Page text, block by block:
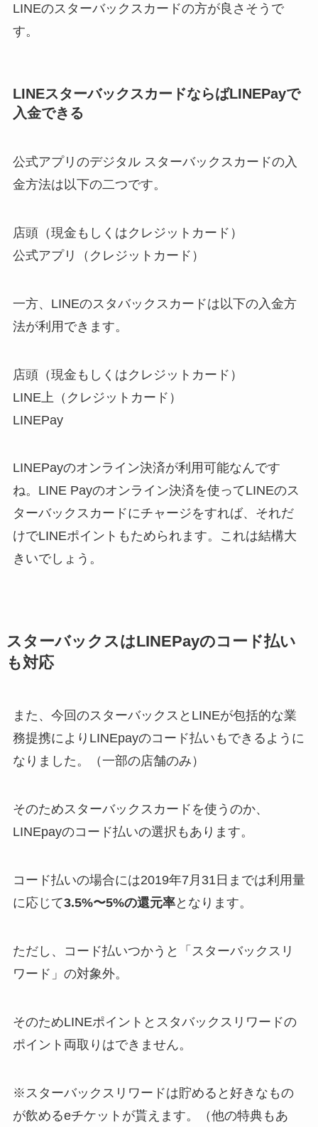
LINEのスターバックスカードの方が良さそうで
す。
LINEスターバックスカードならばLINEPayで
入金できる
公式アプリのデジタル スターバックスカードの入
金方法は以下の二つです。
店頭（現金もしくはクレジットカード）
公式アプリ（クレジットカード）
一方、LINEのスタバックスカードは以下の入金方
法が利用できます。
店頭（現金もしくはクレジットカード）
LINE上（クレジットカード）
LINEPay
LINEPayのオンライン決済が利用可能なんです
ね。LINE Payのオンライン決済を使ってLINEのス
ターバックスカードにチャージをすれば、それだ
けでLINEポイントもためられます。これは結構大
きいでしょう。
スターバックスはLINEPayのコード払い
も対応
また、今回のスターバックスとLINEが包括的な業
務提携によりLINEpayのコード払いもできるように
なりました。（一部の店舗のみ）
そのためスターバックスカードを使うのか、
LINEpayのコード払いの選択もあります。
コード払いの場合には2019年7月31日までは利用量
に応じて3.5%〜5%の還元率となります。
ただし、
コード払いつかうと「スターバックスリ
ワード」の対象外。
そのためLINEポイントとスタバックスリワードの
ポイント両取りはできません。
※スターバックスリワードは貯めると好きなもの
が飲めるeチケットが貰えます。（他の特典もあ